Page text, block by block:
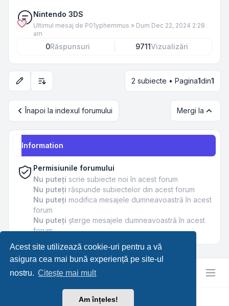
Acest site utilizează cookie-uri pentru a vă
asigura cea mai bună experiență pe site-ul
nostru. Citește mai mult
Am înțeles!
Nintendo 3DS
Ultimul mesaj de P01yphemmus » Dum Dec 22, 2024 2:28
am
0Răspunsuri 9711Vizualizări
Opțiuni de sortare și afișare 2 subiecte • Pagina1din1
Înapoi la indexul forumului Mergi la
Information
Permisiunile forumului
Nu puteţi scrie subiecte noi în acest forum
Nu puteţi răspunde subiectelor din acest forum
Nu puteţi modifica mesajele dumneavoastră în acest
forum
Nu puteţi şterge mesajele dumneavoastră în acest
forum